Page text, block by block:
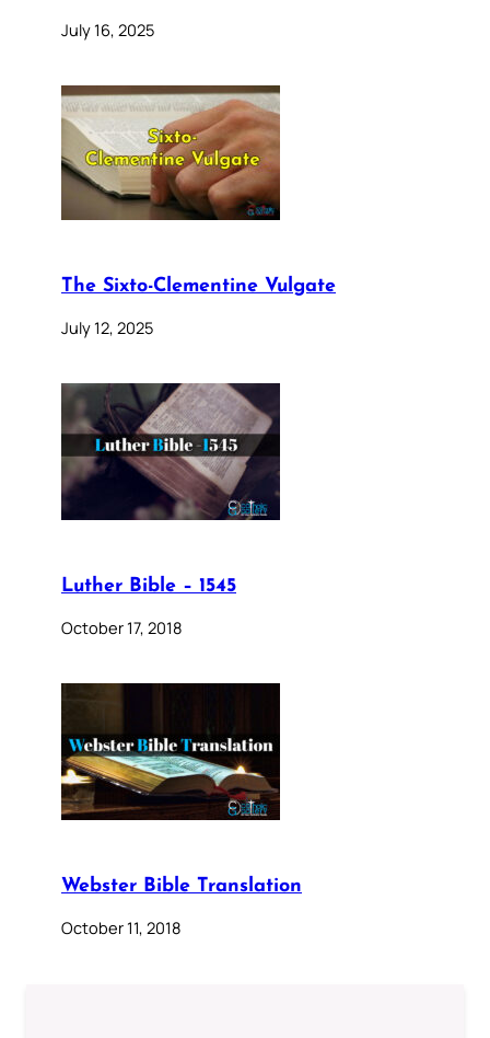
July 16, 2025
The Sixto-Clementine Vulgate
July 12, 2025
Luther Bible – 1545
October 17, 2018
Webster Bible Translation
October 11, 2018